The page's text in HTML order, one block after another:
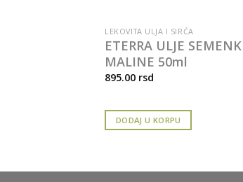
LEKOVITA ULJA I SIRĆA
ETERRA ULJE
MALINE 50ml
895.00 rsd
DODAJ U KORPU